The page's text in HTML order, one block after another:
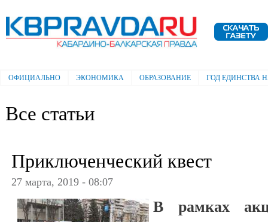
Электронная газета "Кабардино-
Балкарская правда"
Главное меню
ОФИЦИАЛЬНО ЭКОНОМИКА ОБРАЗОВАНИЕ ГОД ЕДИНСТВА
Все статьи
Приключенческий квест
27 марта, 2019 - 08:07
В рамках